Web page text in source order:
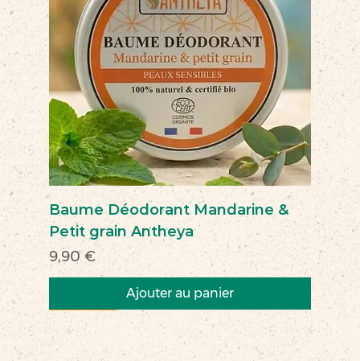
Baume Déodorant Mandarine &
Petit grain Antheya
Prix
9,90 €
Ajouter au panier
Nouveau
Nouveau
Nouveau
Nouveau
Nouveau
Nouveau
Nouveau
Nouveauté
Nouveau
Nouveau
Commerce équitable
Nouveau